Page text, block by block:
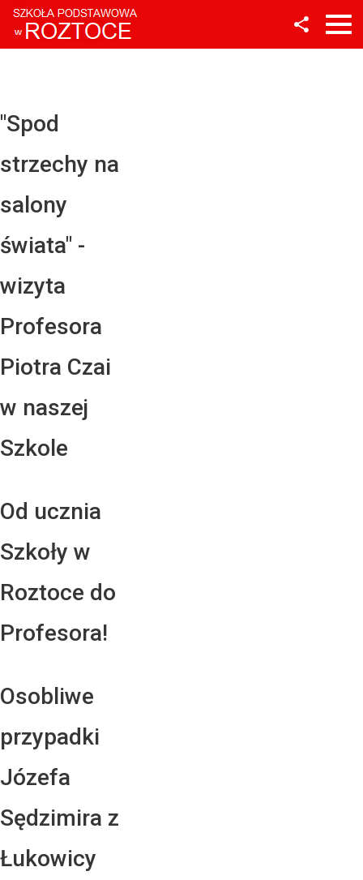
"Spod
strzechy na
salony
świata" -
wizyta
Profesora
Piotra Czai
w naszej
Szkole
Od ucznia
Szkoły w
Roztoce do
Profesora!
Osobliwe
przypadki
Józefa
Sędzimira z
Łukowicy